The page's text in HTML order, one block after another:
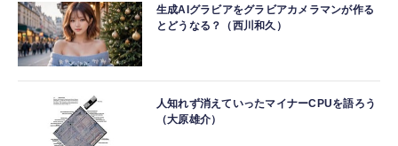
生成AIグラビアをグラビアカメラマンが作る
とどうなる？（西川和久）
人知れず消えていったマイナーCPUを語ろう
（大原雄介）